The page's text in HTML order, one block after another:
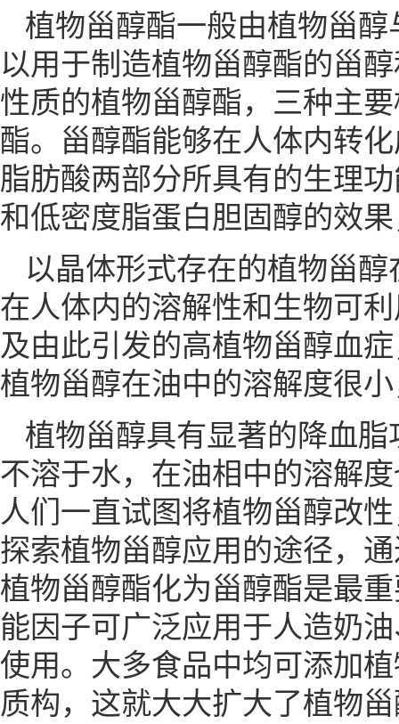
植物甾醇酯一般由植物甾
以用于制造植物甾醇酯的甾
性质的植物甾醇酯，三种主
酯。甾醇酯能够在人体内转
脂肪酸两部分所具有的生理
和低密度脂蛋白胆固醇的效
以晶体形式存在的植物甾
在人体内的溶解性和生物可
及由此引发的高植物甾醇血
植物甾醇在油中的溶解度很
植物甾醇具有显著的降血
不溶于水，在油相中的溶解
人们一直试图将植物甾醇改
探索植物甾醇应用的途径，
植物甾醇酯化为甾醇酯是最
能因子可广泛应用于人造奶
使用。大多食品中均可添加
质构，这就大大扩大了植物